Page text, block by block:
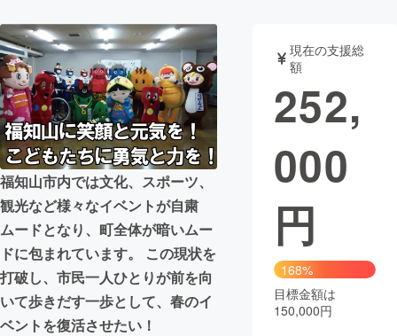
アート・写真 音楽
テクノロジー・ガジェット ゲーム・サ
映像・映画
ビジネス・起業
まちづくり・地域活性化
CAMPFIRE for Social Good
CAMPFIRE Creation
CAMPFIREふるさと納税
コミュニティ
福知山市内では文化、スポーツ、
観光など様々なイベントが自粛
ムードとなり、町全体が暗いムー
ドに包まれています。 この現状を
打破し、市民一人ひとりが前を向
いて歩きだす一歩として、春のイ
ベントを復活させたい！
現在の支援総
額
252,
000
円
168%
目標金額は
150,000円